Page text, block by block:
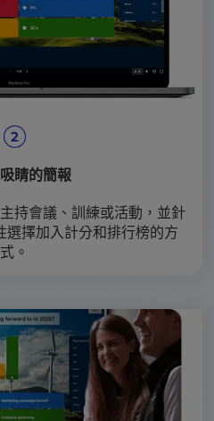
睛的簡報
持會議、訓練或活動，並針
選擇加入計分和排行榜的方
式。